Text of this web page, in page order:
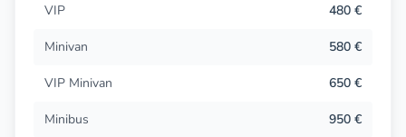
Da quando il nuovo porto per yacht ha costruito e iniziato
ospiti stranieri ed è diventata una delle città più
VIP 480 €
Minivan 580 €
VIP Minivan 650 €
Minibus 950 €